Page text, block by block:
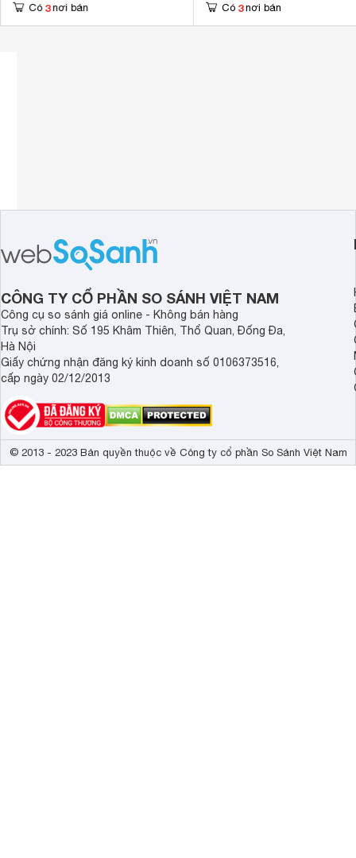
Có 3 nơi bán Có 3 nơi bán
CÔNG TY CỔ PHẦN SO SÁNH VIỆT NAM
Công cụ so sánh giá online - Không bán hàng
Trụ sở chính: Số 195 Khâm Thiên, Thổ Quan, Đống Đa,
Hà Nội
Giấy chứng nhận đăng ký kinh doanh số 0106373516,
cấp ngày 02/12/2013
© 2013 - 2023 Bản quyền thuộc về Công ty cổ phần So Sánh Việt Nam